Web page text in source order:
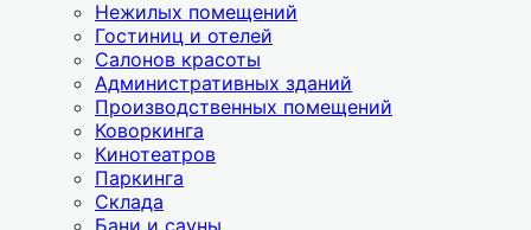
Нежилых помещений
Гостиниц и отелей
Салонов красоты
Административных зданий
Производственных помещений
Коворкинга
Кинотеатров
Паркинга
Склада
Бани и сауны